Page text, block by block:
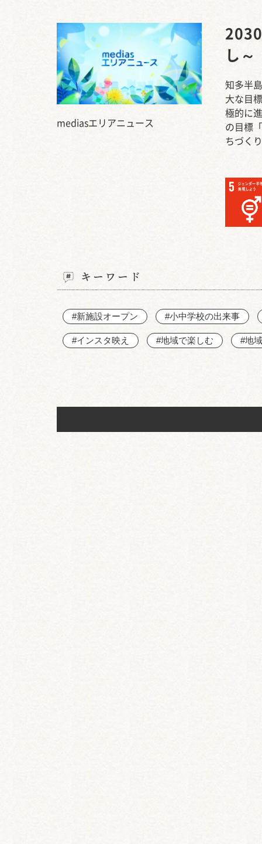
mediasエリアニュース
し～
知多半
大な目
極的に
の目標
ちづく
キーワード
#新施設オープン #小中学校の出来事
#インスタ映え #地域で楽しむ #地